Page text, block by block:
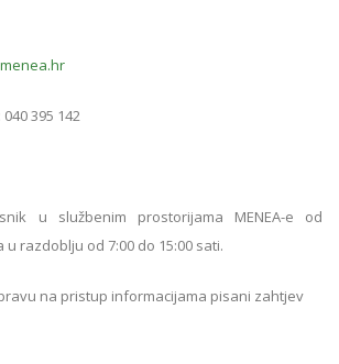
395 142
u službenim prostorijama MENEA-e od
razdoblju od 7:00 do 15:00 sati.
na pristup informacijama pisani zahtjev